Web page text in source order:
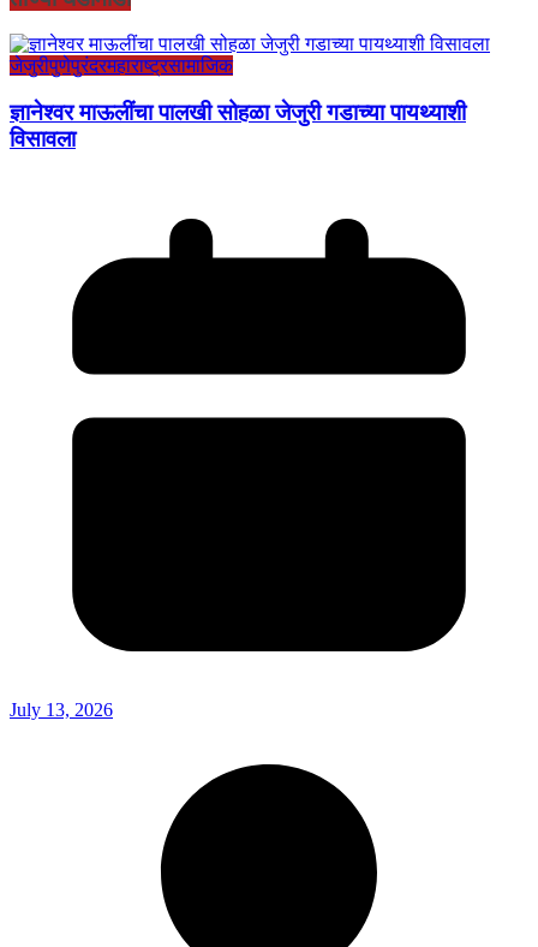
जेजुरीपुणेपुरंदरमहाराष्ट्रसामाजिक
ज्ञानेश्वर माऊलींचा पालखी सोहळा जेजुरी गडाच्या पायथ्याशी
विसावला
July 13, 2026